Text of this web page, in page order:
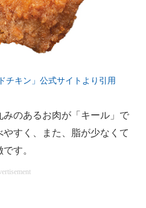
チキン」公式サイトより引用
のあるお肉が「キール」で
すく、また、脂が少なくて
す。